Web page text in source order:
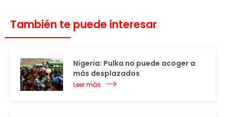
También te puede interesar
Nigeria: Pulka no puede acoger a
más desplazados
Leer más